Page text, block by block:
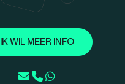
IK WIL MEER INFO